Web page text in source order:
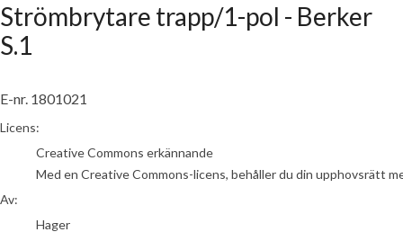
Strömbrytare trapp/1-pol - Berker
S.1
E-nr. 1801021
Hager
Licens:
Creative Commons erkännande
Med en Creative Commons-licens, behåller du din upphovsrätt
Av:
Hager